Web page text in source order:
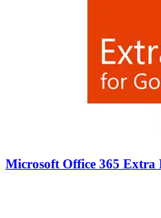
Microsoft Office 365 Extra